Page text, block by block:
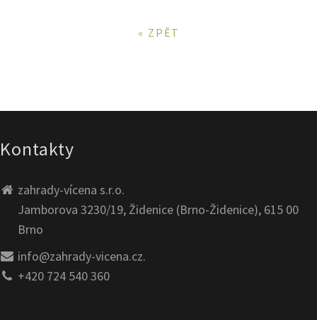
« ZPĚT
Kontakty
zahrady-vícena s.r.o.
Jamborova 3230/19, Židenice (Brno-Židenice), 615 00
Brno
info@zahrady-vicena.cz.
+420 724 540 360